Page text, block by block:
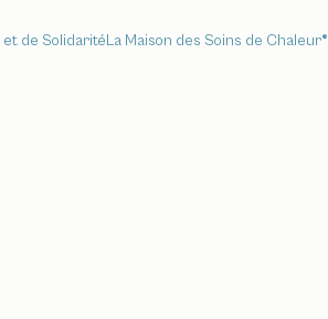
de SolidaritéLa Maison des Soins de Chaleur®